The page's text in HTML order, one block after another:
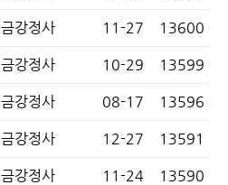
금강정사 11-27 13600
금강정사 10-29 13599
금강정사 08-17 13596
금강정사 12-27 13591
금강정사 11-24 13590